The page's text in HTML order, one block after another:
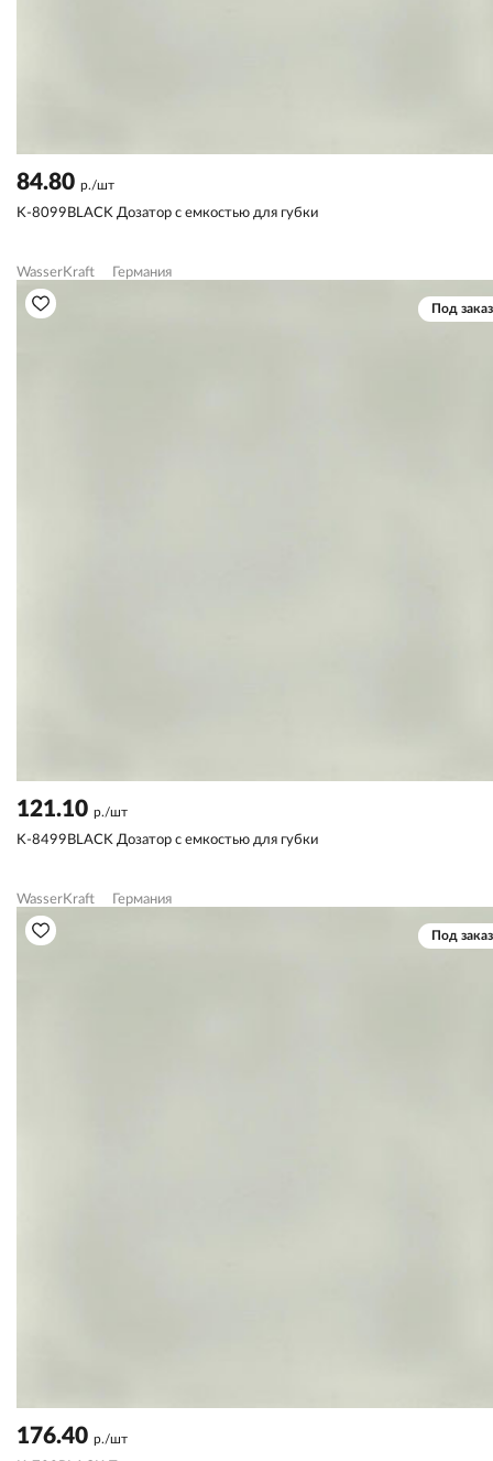
84.80 р./шт
K-8099BLACK Дозатор с емкостью для губки
WasserKraft Германия
Под заказ
121.10 р./шт
K-8499BLACK Дозатор с емкостью для губки
WasserKraft Германия
Под заказ
176.40 р./шт